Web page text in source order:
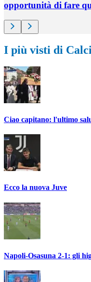
opportunità di fare
I più visti di
Ciao capitano: l'ultimo
Ecco la nuova Juve
Napoli-Osasuna 2-1: gli